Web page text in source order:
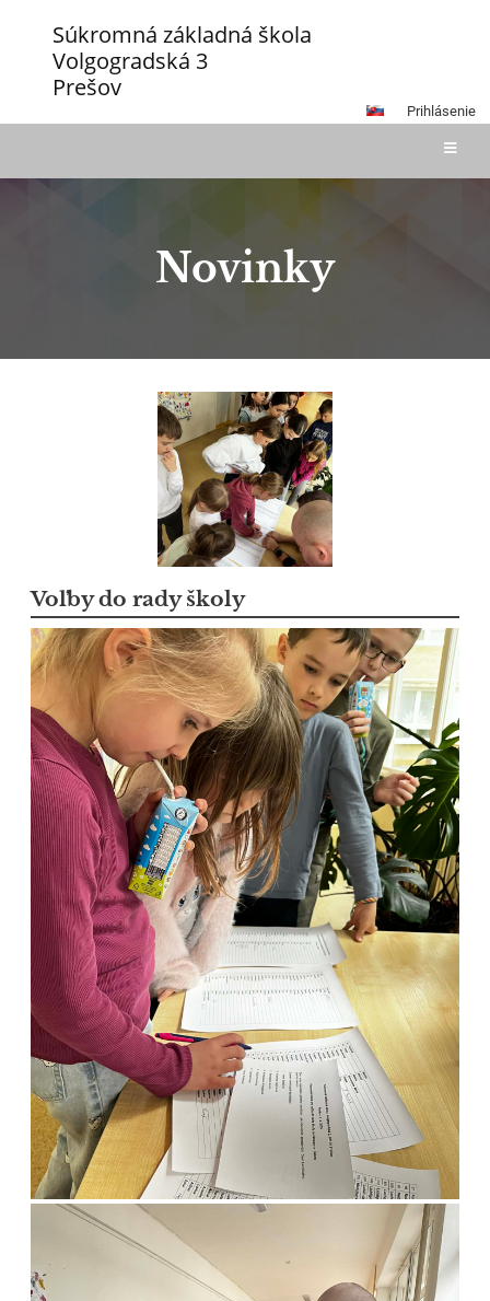
Súkromná základná škola
Volgogradská 3
Prešov
Prihlásenie
Novinky
Voľby do rady školy